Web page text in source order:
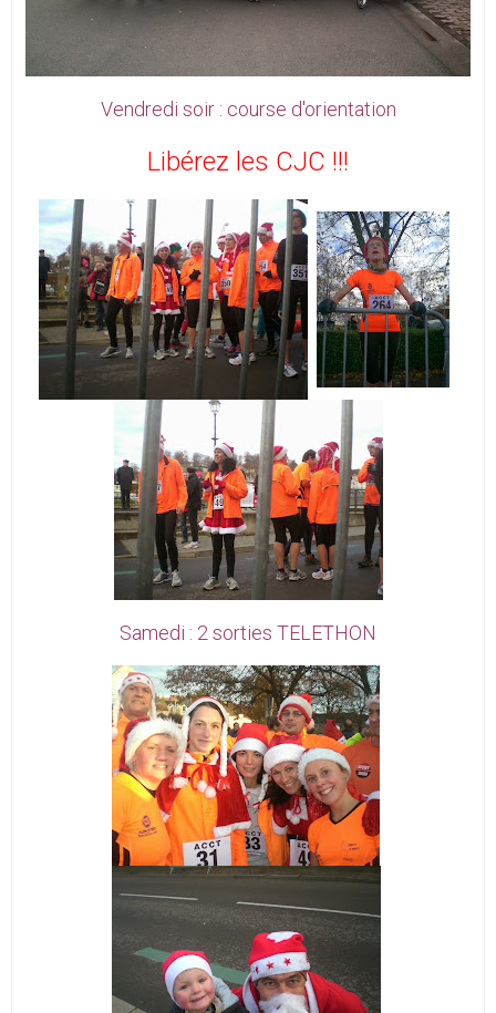
Vendredi soir : course d'orientation
Libérez les CJC !!!
Samedi : 2 sorties TELETHON